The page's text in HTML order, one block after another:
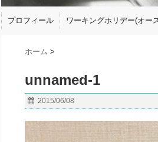
プロフィール ワーキングホリデー(オー
ホーム >
unnamed-1
2015/06/08